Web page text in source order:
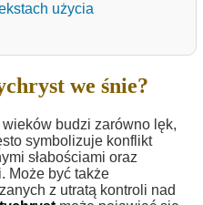
użycia
we śnie?
budzi zarówno lęk,
symbolizuje konflikt
słabościami oraz
Może być także
z utratą kontroli nad